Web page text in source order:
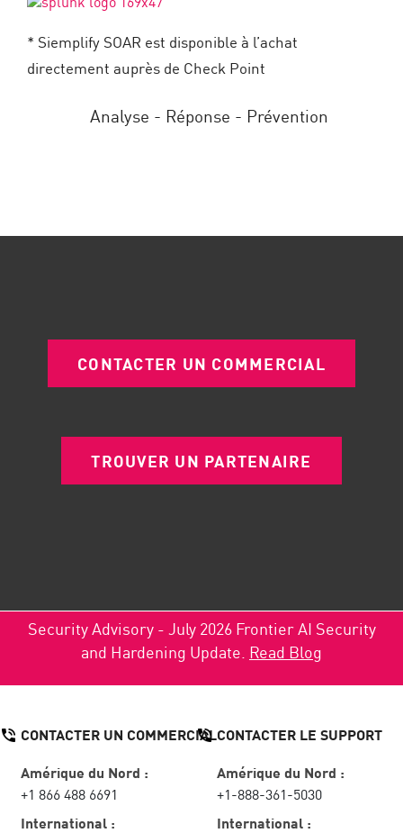
* Siemplify SOAR est disponible à l’achat
directement auprès de Check Point
CONTACTER UN COMMERCIAL
TROUVER UN PARTENAIRE
Security Advisory - July 2026 Frontier AI Security
and Hardening Update. Read Blog
CONTACTER UN COMMERCIAL
Amérique du Nord :
+1 866 488 6691
International :
CONTACTER LE SUPPORT
Amérique du Nord :
+1-888-361-5030
International :